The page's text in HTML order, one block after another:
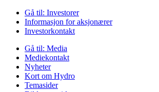
Gå til: Investorer
Informasjon for aksjonærer
Investorkontakt
Gå til: Media
Mediekontakt
Nyheter
Kort om Hydro
Temasider